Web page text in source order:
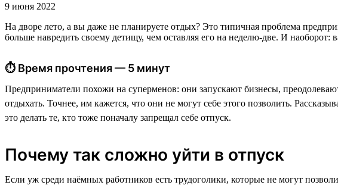
9 июня 2022
На дворе лето, а вы даже не планируете отдых? Это типичная проблема
больше навредить своему детищу, чем оставляя его на неделю-две. И
⏱ Время прочтения — 5 минут
Предприниматели похожи на суперменов: они запускают бизнесы,
отдыхать. Точнее, им кажется, что они не могут себе этого позволить.
это делать те, кто тоже поначалу запрещал себе отпуск.
Почему так сложно уйти в отпуск
Если уж среди наёмных работников есть трудоголики, которые не могут